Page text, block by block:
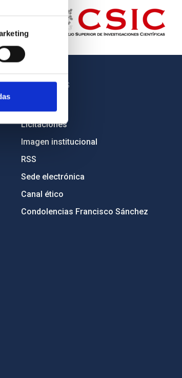
OTROS ENLACES
Licitaciones
Imagen institucional
RSS
Sede electrónica
Canal ético
Condolencias Francisco Sánchez